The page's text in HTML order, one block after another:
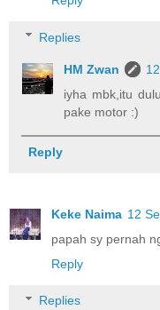
Replies
HM Zwan
iyha mbk,itu
pake motor :)
Reply
Keke Naima 12
papah sy pernah
Reply
Replies